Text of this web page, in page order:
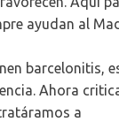
ayudan al
barcelonitis,
Ahora
a